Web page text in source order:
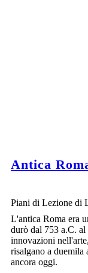
Antica
Piani di Lezione di
L'antica Roma era
durò dal 753 a.C.
innovazioni
risalgano a
ancora oggi.